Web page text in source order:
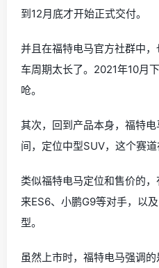
到12月底才开始正式交付。
并且在福特电马官方社群中
车周期太长了。2021年10月
呛。
其次，回到产品本身，福特
间，定位中型SUV，这个赛道
类似福特电马定位和售价的
来ES6、小鹏G9等对手，以
型。
虽然上市时，福特电马强调